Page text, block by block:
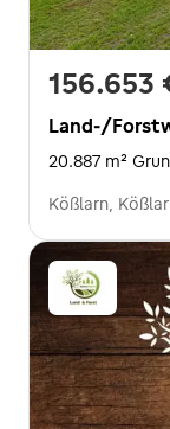
156.653
Land-/
20.887 m²
Kößlarn,